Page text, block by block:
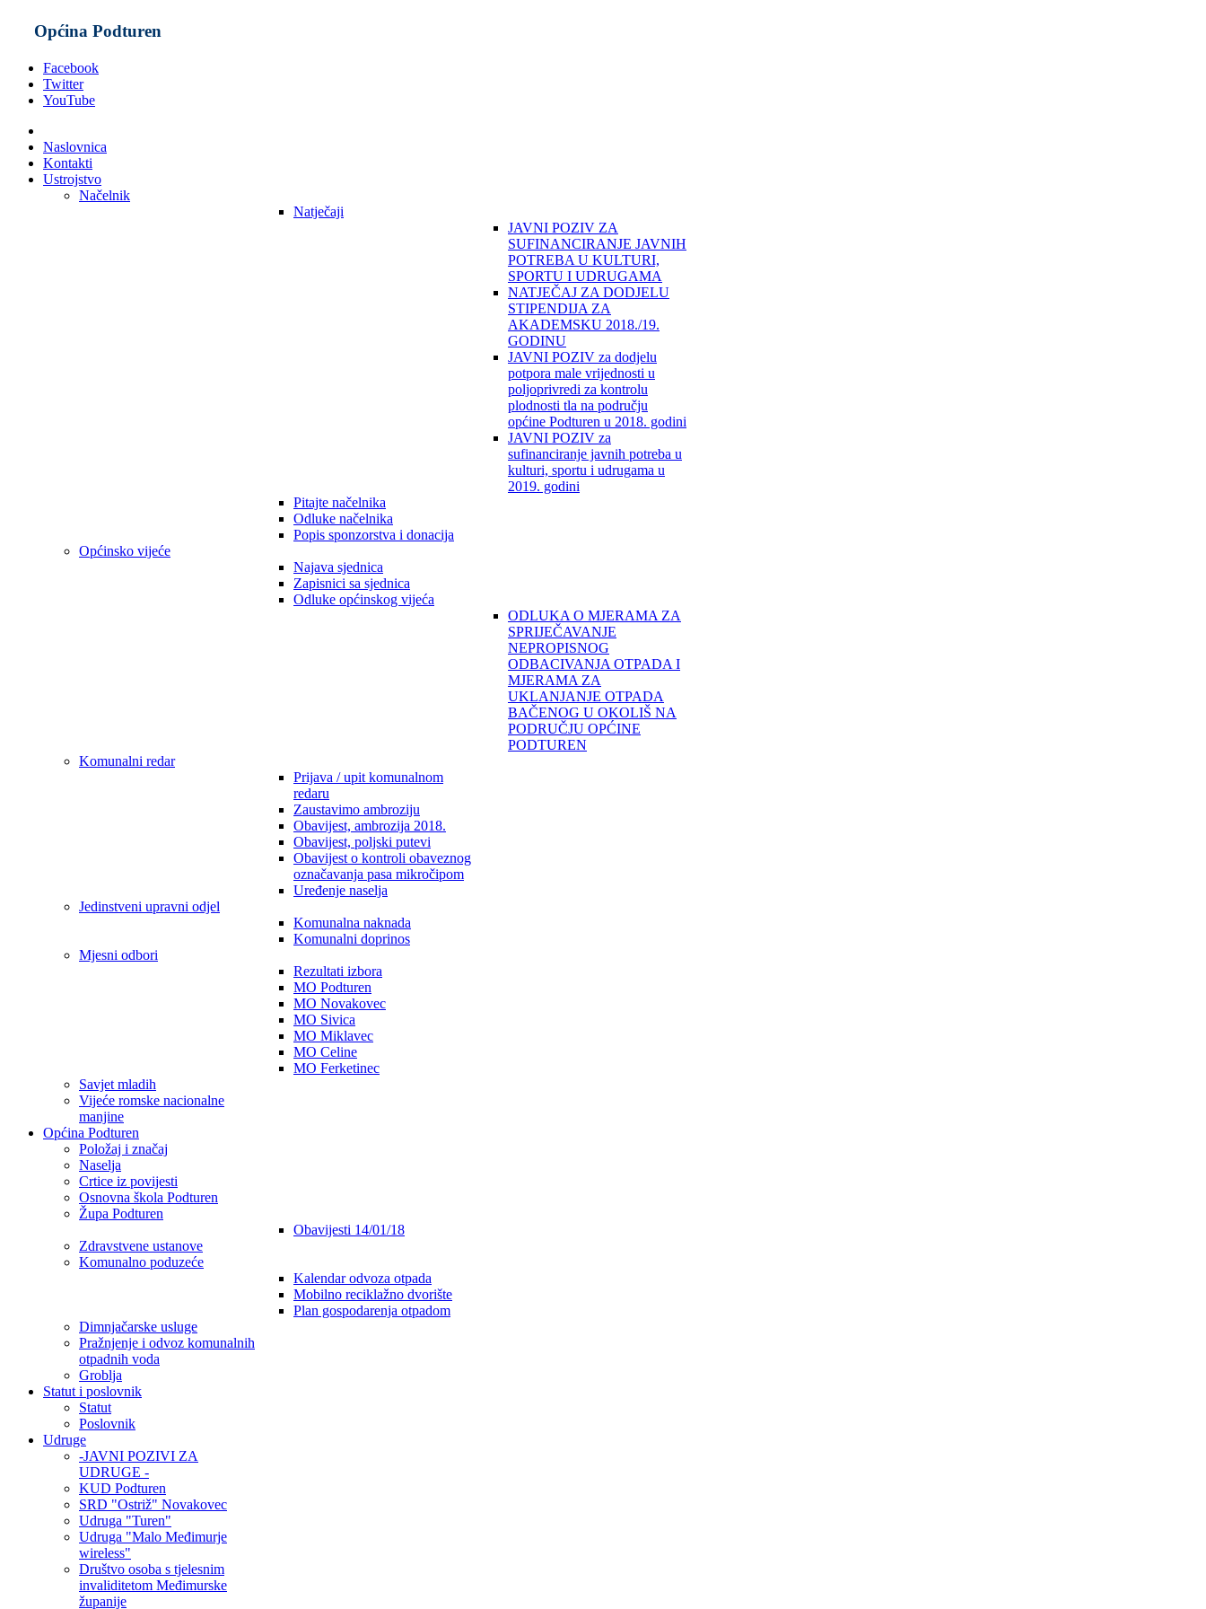
Općina Podturen
Facebook
Twitter
YouTube
Naslovnica
Kontakti
Ustrojstvo
Načelnik
Natječaji
JAVNI POZIV ZA
SUFINANCIRANJE JAVNIH
POTREBA U KULTURI,
SPORTU I UDRUGAMA
NATJEČAJ ZA DODJELU
STIPENDIJA ZA
AKADEMSKU 2018./19.
GODINU
JAVNI POZIV za dodjelu
potpora male vrijednosti u
poljoprivredi za kontrolu
plodnosti tla na području
općine Podturen u 2018. godini
JAVNI POZIV za
sufinanciranje javnih potreba u
kulturi, sportu i udrugama u
2019. godini
Pitajte načelnika
Odluke načelnika
Popis sponzorstva i donacija
Općinsko vijeće
Najava sjednica
Zapisnici sa sjednica
Odluke općinskog vijeća
ODLUKA O MJERAMA ZA
SPRIJEČAVANJE
NEPROPISNOG
ODBACIVANJA OTPADA I
MJERAMA ZA
UKLANJANJE OTPADA
BAČENOG U OKOLIŠ NA
PODRUČJU OPĆINE
PODTUREN
Komunalni redar
Prijava / upit komunalnom
redaru
Zaustavimo ambroziju
Obavijest, ambrozija 2018.
Obavijest, poljski putevi
Obavijest o kontroli obaveznog
označavanja pasa mikročipom
Uređenje naselja
Jedinstveni upravni odjel
Komunalna naknada
Komunalni doprinos
Mjesni odbori
Rezultati izbora
MO Podturen
MO Novakovec
MO Sivica
MO Miklavec
MO Celine
MO Ferketinec
Savjet mladih
Vijeće romske nacionalne
manjine
Općina Podturen
Položaj i značaj
Naselja
Crtice iz povijesti
Osnovna škola Podturen
Župa Podturen
Obavijesti 14/01/18
Zdravstvene ustanove
Komunalno poduzeće
Kalendar odvoza otpada
Mobilno reciklažno dvorište
Plan gospodarenja otpadom
Dimnjačarske usluge
Pražnjenje i odvoz komunalnih
otpadnih voda
Groblja
Statut i poslovnik
Statut
Poslovnik
Udruge
-JAVNI POZIVI ZA
UDRUGE -
KUD Podturen
SRD "Ostriž" Novakovec
Udruga "Turen"
Udruga "Malo Međimurje
wireless"
Društvo osoba s tjelesnim
invaliditetom Međimurske
županije